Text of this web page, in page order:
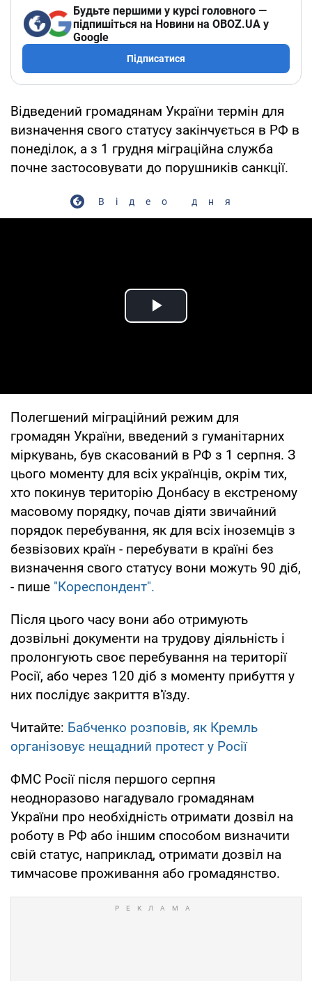
Будьте першими у курсі головного —
підпишіться на Новини на OBOZ.UA у
Google
Підписатися
Відведений громадянам України термін для
визначення свого статусу закінчується в РФ в
понеділок, а з 1 грудня міграційна служба
почне застосовувати до порушників санкції.
Відео дня
Play Video
Полегшений міграційний режим для
громадян України, введений з гуманітарних
міркувань, був скасований в РФ з 1 серпня. З
цього моменту для всіх українців, окрім тих,
хто покинув територію Донбасу в екстреному
масовому порядку, почав діяти звичайний
порядок перебування, як для всіх іноземців з
безвізових країн - перебувати в країні без
визначення свого статусу вони можуть 90 діб,
- пише "Кореспондент".
Після цього часу вони або отримують
дозвільні документи на трудову діяльність і
пролонгують своє перебування на території
Росії, або через 120 діб з моменту прибуття у
них послідує закриття в'їзду.
Читайте: Бабченко розповів, як Кремль
організовує нещадний протест у Росії
ФМС Росії після першого серпня
неодноразово нагадувало громадянам
України про необхідність отримати дозвіл на
роботу в РФ або іншим способом визначити
свій статус, наприклад, отримати дозвіл на
тимчасове проживання або громадянство.